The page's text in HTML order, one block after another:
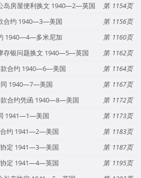
岛房屋便利换文 1940—2—英国
1154
合约 1940—3—美国
1156
1940—4—多米尼加
1160
存银问题换文 1940—5—英国
1162
合约 1940—6—美国
1164
1940—7—美国
1167
合约凭函 1940—8—美国
1172
1941—1—美国
1173
约 1941—2—美国
1183
定 1941—3—美国
1187
定 1941—4—英国
1195